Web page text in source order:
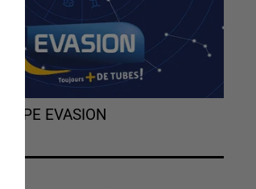
EVASION